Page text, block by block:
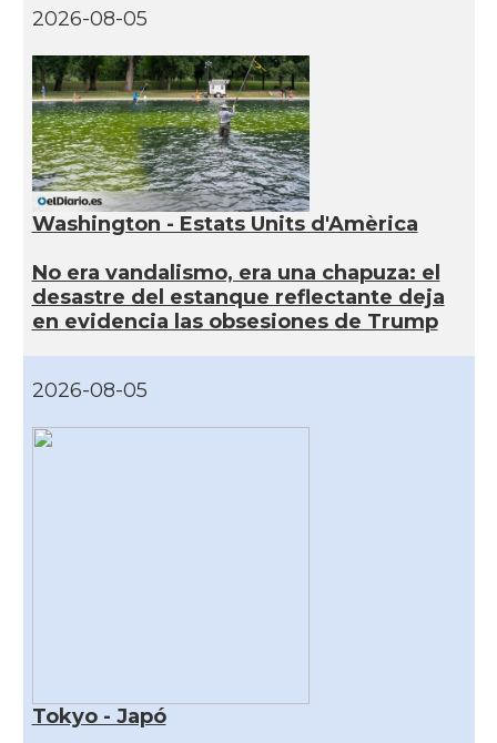
2026-08-05
Washington - Estats Units d'Amèrica
No era vandalismo, era una chapuza: el
desastre del estanque reflectante deja
en evidencia las obsesiones de Trump
2026-08-05
Tokyo - Japó